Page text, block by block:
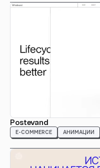
Postevand
E-COMMERCE АНИМАЦИИ